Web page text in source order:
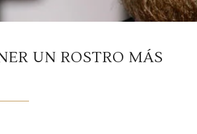
UN ROSTRO MÁS